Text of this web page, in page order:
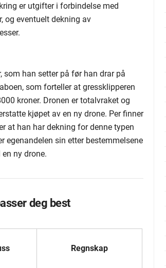
er utgifter i forbindelse med
og eventuelt dekning av
som han setter på før han drar på
som forteller at gressklipperen
kroner. Dronen er totalvraket og
kjøpet av en ny drone. Per finner
at han har dekning for denne typen
egenandelen sin etter bestemmelsene
ny drone.
deg best
Regnskap